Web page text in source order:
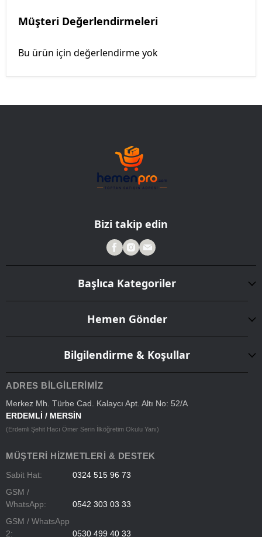
Müşteri Değerlendirmeleri
Bu ürün için değerlendirme yok
Bizi takip edin
Başlıca Kategoriler
Hemen Gönder
Bilgilendirme & Koşullar
ADRES BILGILERIMIZ
Merkez Mh. Türbe Cad. Kalaycı Apt. Altı No: 52/A
ERDEMLİ / MERSİN
(Erdemli Şehit Hacı Ömer Serin İlköğretim Okulu Yanı)
MÜŞTERI HIZMETLERI & DESTEK
Sabit Hat:
0324 515 96 73
GSM /
WhatsApp:
0542 303 03 33
GSM / WhatsApp
2:
0530 499 40 33